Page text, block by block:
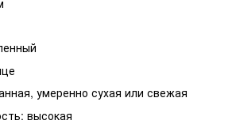
умеренно сухая или свежая
высокая